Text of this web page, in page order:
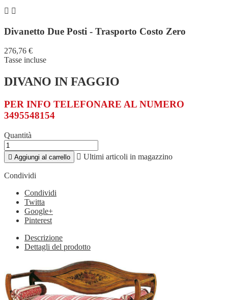
 
Divanetto Due Posti - Trasporto Costo Zero
276,76 €
Tasse incluse
DIVANO IN FAGGIO
PER INFO TELEFONARE AL NUMERO
3495548154
Quantità
 Aggiungi al carrello  Ultimi articoli in magazzino
Condividi
Condividi
Twitta
Google+
Pinterest
Descrizione
Dettagli del prodotto